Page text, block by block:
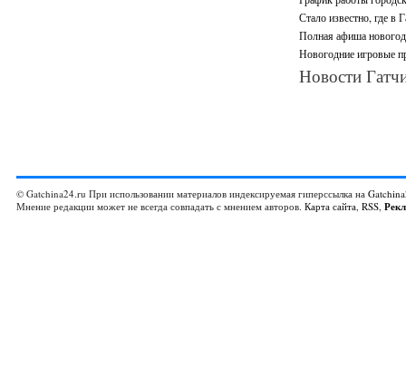
Стало известно, где в
Полная афиша
Новогодние игровые
Новости
© Gatchina24.ru При использовании материалов индексируемая гиперссылка на
Мнение редакции может не всегда совпадать с мнением авторов. Карта сайта, RSS,